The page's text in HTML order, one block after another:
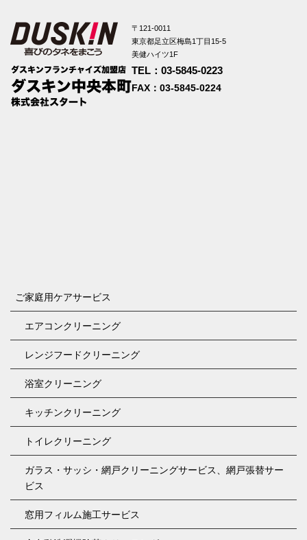
〒121-0011
東京都足立区梅島1丁目15-5
美健ハイツ1F
TEL：03-5845-0223
FAX：03-5845-0224
ご家庭用ケアサービス
エアコンクリーニング
レンジフードクリーニング
浴室クリーニング
キッチンクリーニング
トイレクリーニング
ガラス・サッシ・網戸クリーニングサービス、網戸張替サー
ビス
窓用フィルム施工サービス